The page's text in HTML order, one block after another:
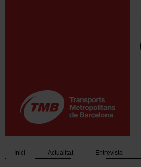
Main
Inici Actualitat Entrevista